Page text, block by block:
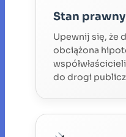
Stan
Upewnij się, że
obciążona
do drogi